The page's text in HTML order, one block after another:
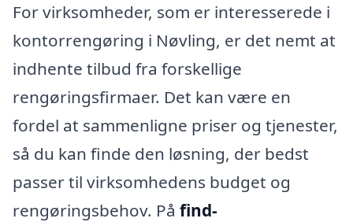
For virksomheder, som er interesserede i
kontorrengøring i Nøvling, er det nemt at
indhente tilbud fra forskellige
rengøringsfirmaer. Det kan være en
fordel at sammenligne priser og tjenester,
så du kan finde den løsning, der bedst
passer til virksomhedens budget og
rengøringsbehov. På find-